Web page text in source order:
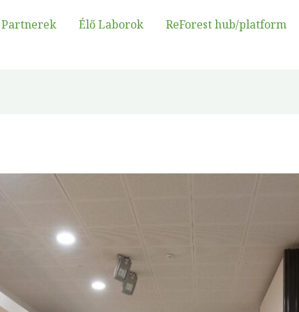
Partnerek Élő Laborok ReForest hub/platform